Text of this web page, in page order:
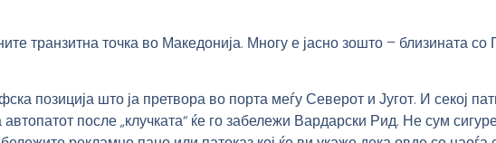
транзитна точка во Македонија. Многу е јасно зошто – близината со
позиција што ја претвора во порта меѓу Северот и Југот. И секој
после „клучката“ ќе го забележи Вардарски Рид. Не сум